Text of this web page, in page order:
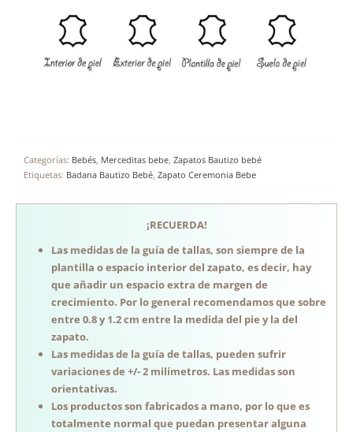
Categorías: Bebés Merceditas bebe Zapatos Bautizo bebé
Etiquetas: Badana Bautizo Bebé Zapato Ceremonia Bebe
¡RECUERDA!
Las medidas de la guía de tallas, son siempre de la
plantilla o espacio interior del zapato, es decir, hay
que añadir un espacio extra de margen de
crecimiento. Por lo general recomendamos que sobre
entre 0.8 y 1.2 cm entre la medida del pie y la del
zapato.
Las medidas de la guía de tallas, pueden sufrir
variaciones de +/- 2 milímetros. Las medidas son
orientativas.
Los productos son fabricados a mano, por lo que es
totalmente normal que puedan presentar alguna